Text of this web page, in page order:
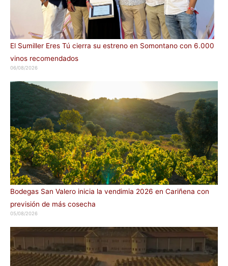
El Sumiller Eres Tú cierra su estreno en Somontano con 6.000
vinos recomendados
06/08/2026
Bodegas San Valero inicia la vendimia 2026 en Cariñena con
previsión de más cosecha
05/08/2026